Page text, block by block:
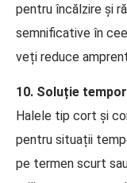
pentru încălzire și
semnificative în
veți reduce
10. Soluție
Halele tip cort și
pentru situații
pe termen scurt